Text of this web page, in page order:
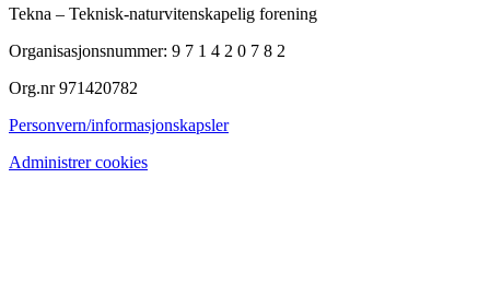
Tekna – Teknisk-naturvitenskapelig forening
Organisasjonsnummer: 9 7 1 4 2 0 7 8 2
Org.nr 971420782
Personvern/informasjonskapsler
Administrer cookies